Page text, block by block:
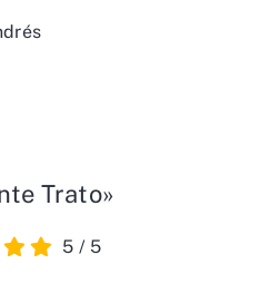
Trato»
5 / 5